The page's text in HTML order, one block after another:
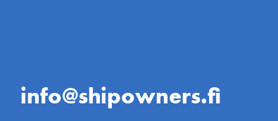
info@shipowners.fi